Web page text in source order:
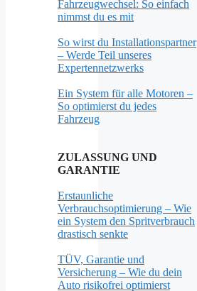
Fahrzeugwechsel: So einfach
nimmst du es mit
So wirst du Installationspartner
– Werde Teil unseres
Expertennetzwerks
Ein System für alle Motoren –
So optimierst du jedes
Fahrzeug
ZULASSUNG UND
GARANTIE
Erstaunliche
Verbrauchsoptimierung – Wie
ein System den Spritverbrauch
drastisch senkte
TÜV, Garantie und
Versicherung – Wie du dein
Auto risikofrei optimierst